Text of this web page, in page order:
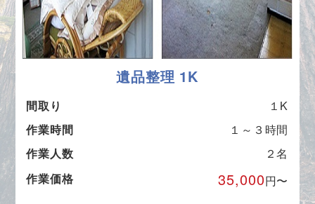
遺品整理 1K
間取り
１K
作業時間
１～３時間
作業人数
２名
作業価格
35,000円〜